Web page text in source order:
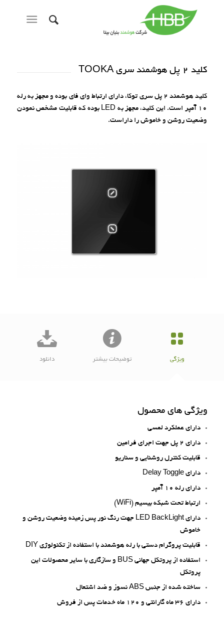
کلید 2 پل هوشمند سری TOOKA
کلید هوشمند 2 پل سری توکا، دارای ارتباط وای فای بوده و مجهز به رله
10 آمپر است. این کلید، مجهز به LED بوده که قابلیت مشخص نمودن
وضعیت روشن و خاموش را داراست.
ویژگی توضیحات بیشتر دانلود
ویژگی های محصول
دارای عملکرد لمسی
دارای 2 پل جهت اجرای فرامین
قابلیت کنترل روشنایی و سناریو
دارای Delay Toggle
دارای رله 10 آمپر
ارتباط تحت شبکه بیسیم (WiFi)
دارای LED BackLight جهت رنگ نور پس زمینه وضعیت روشن و
خاموش
قابلیت پروگرام دستی با رله هوشمند با استفاده از تکنولوژی DIY
استفاده از پروتکل جهانی BUS و سازگاری با سایر محصولات این
پروتکل
ساخته شده از جنس ABS نسوز و ضد اشتعال
دارای 36 ماه گارانتی و 120 ماه خدمات پس از فروش